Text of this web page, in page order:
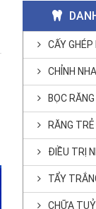
CẤY
CHỈNH
BỌC
RĂNG TRẺ
ĐIỀU TRỊ
TẨY
CHỮA TUỶ